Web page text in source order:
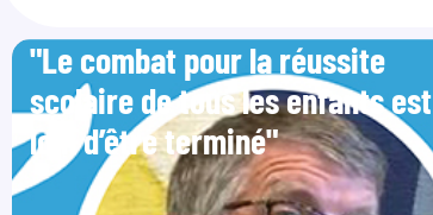
"Le combat pour la réussite
scolaire de tous les enfants est
loin d’être terminé"